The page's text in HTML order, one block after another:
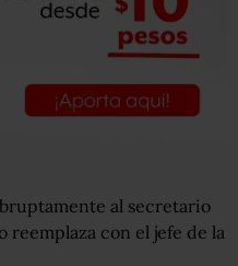
al secretario
reemplaza con el jefe de la